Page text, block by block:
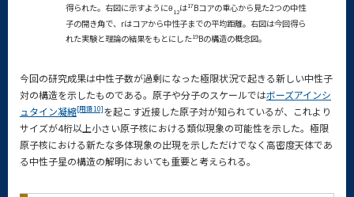
得られた。右図に示すようにθ12は17Bコアの重心から見た2つの中性
子の開き角で、rはコアから中性子までの平均距離。右図は今回得ら
れた実験と理論の結果をもとにした19Bの構造の概念図。
今回の研究成果は中性子数が過剰になった極限状況で起きる新しい中性子
対の構造を示したものである。原子や分子のスケールではボーズアインシ
ュタイン凝縮[用語10]を起こす近接した原子対が知られているが、これより
サイズが4桁以上小さい原子核における類似現象の可能性を示した。極限
原子核における新たな多体現象の出現を示しただけでなく高密度天体であ
る中性子星の構造の解明においても重要と考えられる。